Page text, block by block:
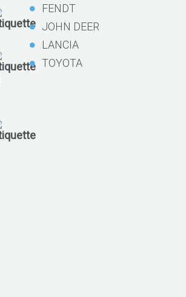
FENDT
JOHN DEER
LANCIA
TOYOTA